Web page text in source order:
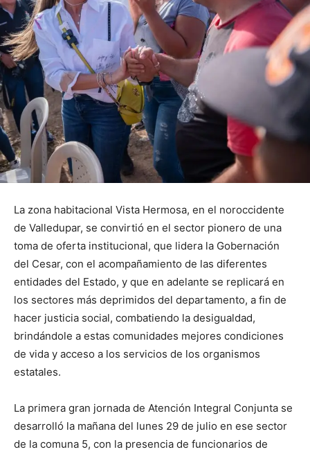
La zona habitacional Vista Hermosa, en el noroccidente
de Valledupar, se convirtió en el sector pionero de una
toma de oferta institucional, que lidera la Gobernación
del Cesar, con el acompañamiento de las diferentes
entidades del Estado, y que en adelante se replicará en
los sectores más deprimidos del departamento, a fin de
hacer justicia social, combatiendo la desigualdad,
brindándole a estas comunidades mejores condiciones
de vida y acceso a los servicios de los organismos
estatales.
La primera gran jornada de Atención Integral Conjunta se
desarrolló la mañana del lunes 29 de julio en ese sector
de la comuna 5, con la presencia de funcionarios de